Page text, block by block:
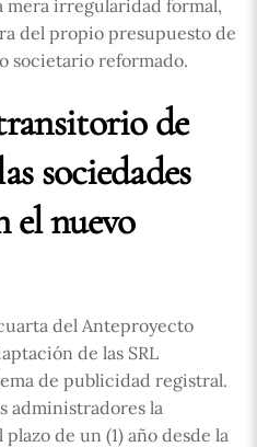
irregularidad formal,
del propio presupuesto de
societario reformado.
de
sociedades
el nuevo
del Anteproyecto
de las SRL
de publicidad registral.
administradores la
de un (1) año desde la